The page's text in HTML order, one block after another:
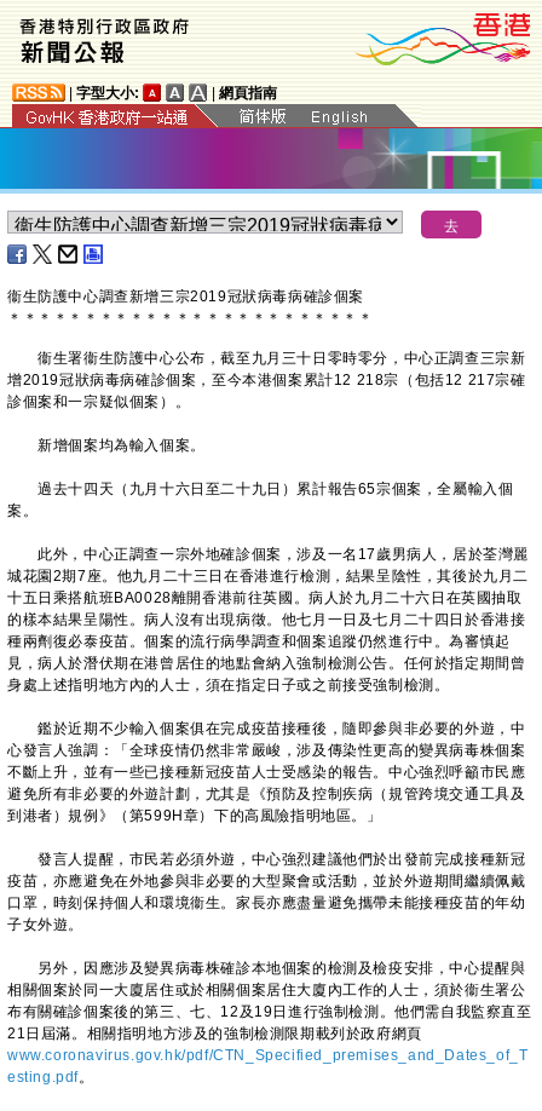
字型大小: 網頁指南
衞生防護中心調查新增三宗2019冠狀病毒病確診個案
＊ ＊ ＊ ＊ ＊ ＊ ＊ ＊ ＊ ＊ ＊ ＊ ＊ ＊ ＊ ＊ ＊ ＊ ＊ ＊ ＊ ＊ ＊ ＊
​衞生署衞生防護中心公布，截至九月三十日零時零分，中心正調查三宗新
增2019冠狀病毒病確診個案，至今本港個案累計12 218宗（包括12 217宗確
診個案和一宗疑似個案）。
新增個案均為輸入個案。
過去十四天（九月十六日至二十九日）累計報告65宗個案，全屬輸入個
案。
此外，中心正調查一宗外地確診個案，涉及一名17歲男病人，居於荃灣麗
城花園2期7座。他九月二十三日在香港進行檢測，結果呈陰性，其後於九月二
十五日乘搭航班BA0028離開香港前往英國。病人於九月二十六日在英國抽取
的樣本結果呈陽性。病人沒有出現病徵。他七月一日及七月二十四日於香港接
種兩劑復必泰疫苗。個案的流行病學調查和個案追蹤仍然進行中。為審慎起
見，病人於潛伏期在港曾居住的地點會納入強制檢測公告。任何於指定期間曾
身處上述指明地方內的人士，須在指定日子或之前接受強制檢測。
鑑於近期不少輸入個案俱在完成疫苗接種後，隨即參與非必要的外遊，中
心發言人強調：「全球疫情仍然非常嚴峻，涉及傳染性更高的變異病毒株個案
不斷上升，並有一些已接種新冠疫苗人士受感染的報告。中心強烈呼籲市民應
避免所有非必要的外遊計劃，尤其是《預防及控制疾病（規管跨境交通工具及
到港者）規例》（第599H章）下的高風險指明地區。」
發言人提醒，市民若必須外遊，中心強烈建議他們於出發前完成接種新冠
疫苗，亦應避免在外地參與非必要的大型聚會或活動，並於外遊期間繼續佩戴
口罩，時刻保持個人和環境衞生。家長亦應盡量避免攜帶未能接種疫苗的年幼
子女外遊。
另外，因應涉及變異病毒株確診本地個案的檢測及檢疫安排，中心提醒與
相關個案於同一大廈居住或於相關個案居住大廈內工作的人士，須於衞生署公
布有關確診個案後的第三、七、12及19日進行強制檢測。他們需自我監察直至
21日屆滿。相關指明地方涉及的強制檢測限期載列於政府網頁
www.coronavirus.gov.hk/pdf/CTN_Specified_premises_and_Dates_of_T
esting.pdf。